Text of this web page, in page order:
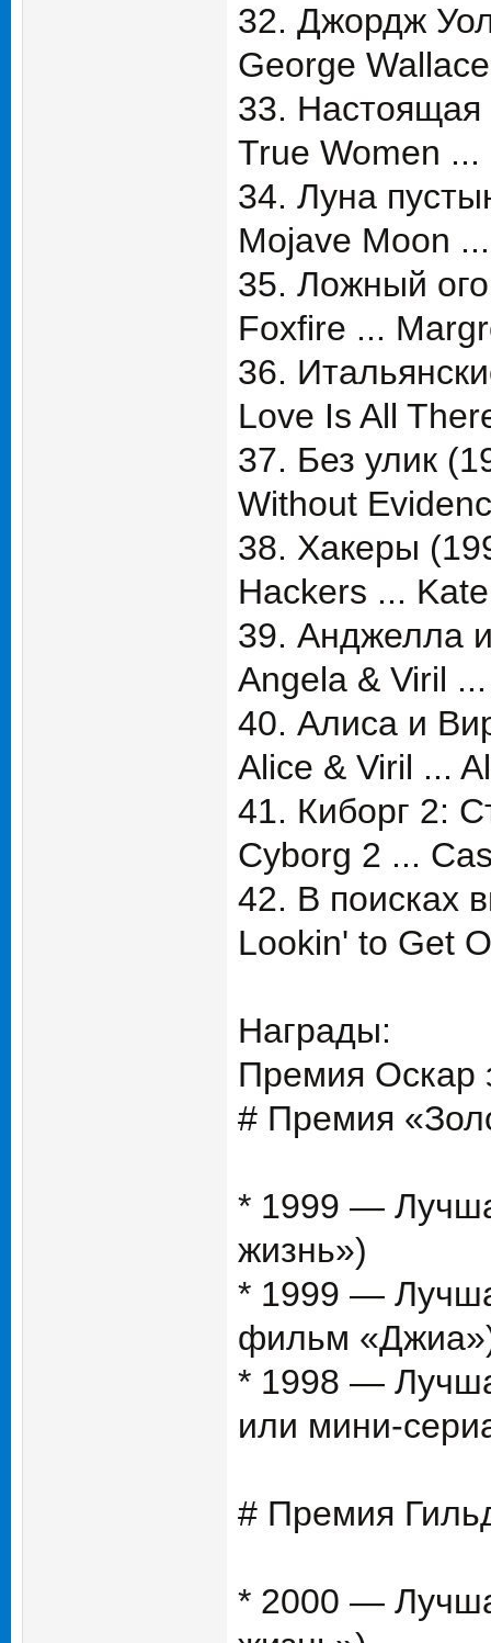
32. Джордж
George
33.
True Women
34. Луна
Mojave Moon
35. Ложный
Foxfire ...
36.
Love Is All
37. Без улик
Without
38. Хакеры
Hackers ...
39. Анджелла
Angela & Viril
40. Алиса и
Alice & Viril ...
41. Киборг 2:
Cyborg 2 ...
42. В поисках
Lookin' to Get
Награды:
Премия Оскар
# Премия
* 1999 —
жизнь»)
* 1999 —
фильм
* 1998 —
или мини-
# Премия
* 2000 —